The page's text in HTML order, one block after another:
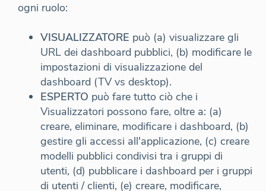
ogni ruolo:
VISUALIZZATORE può (a) visualizzare gli
URL dei dashboard pubblici, (b) modificare le
impostazioni di visualizzazione del
dashboard (TV vs desktop).
ESPERTO può fare tutto ciò che i
Visualizzatori possono fare, oltre a: (a)
creare, eliminare, modificare i dashboard, (b)
gestire gli accessi all'applicazione, (c) creare
modelli pubblici condivisi tra i gruppi di
utenti, (d) pubblicare i dashboard per i gruppi
di utenti / clienti, (e) creare, modificare,